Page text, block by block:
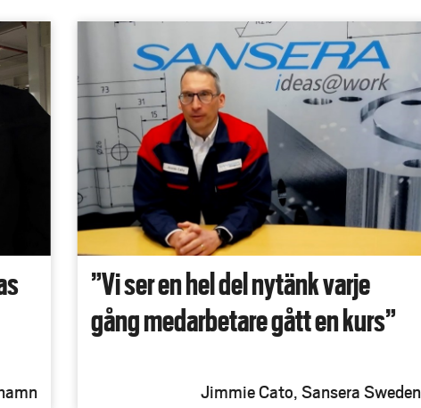
”Vi ser en hel del nytänk varje
gång medarbetare gått en kurs”
Jimmie Cato, Sansera Sweden